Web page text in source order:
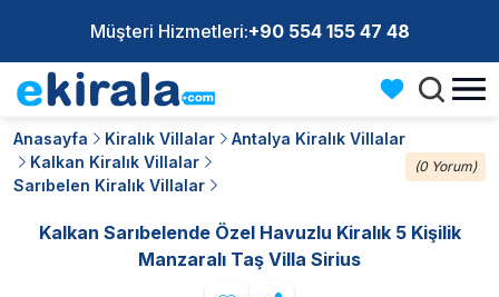
Müşteri Hizmetleri:+90 554 155 47 48
Anasayfa Kiralık Villalar
Antalya Kiralık Villalar
Kalkan Kiralık Villalar
Sarıbelen Kiralık Villalar
(0 Yorum)
Kalkan Sarıbelende Özel Havuzlu Kiralık 5 Kişilik
Manzaralı Taş Villa Sirius